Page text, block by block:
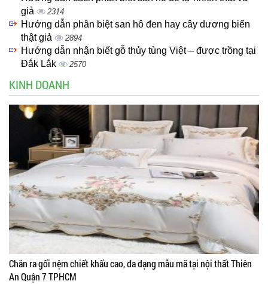
giả
2314
Hướng dẫn phân biệt san hô đen hay cây dương biển
thật giả
2894
Hướng dẫn nhận biết gỗ thủy tùng Việt – được trồng tại
Đắk Lắk
2570
KINH DOANH
Chăn ra gối nệm chiết khấu cao, đa dạng mẫu mã tại nội thất Thiên
An Quận 7 TPHCM